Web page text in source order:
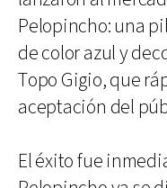
Pelopincho: una
de color azul y
Topo Gigio, que
aceptación del
El éxito fue